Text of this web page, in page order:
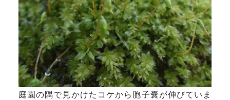
庭園の隅で見かけたコケから胞子嚢が伸びていま